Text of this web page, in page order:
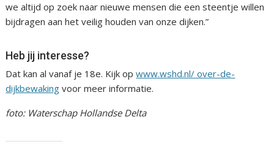
we altijd op zoek naar nieuwe mensen die een steentje willen
bijdragen aan het veilig houden van onze dijken.”
Heb jij interesse?
Dat kan al vanaf je 18e. Kijk opwww.wshd.nl/ over-de-
dijkbewaking voor meer informatie.
foto: Waterschap Hollandse Delta